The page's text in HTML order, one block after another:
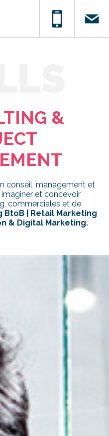
&
conseil, management et
et concevoir
commerciales et de
BtoB | Retail Marketing
& Digital Marketing.